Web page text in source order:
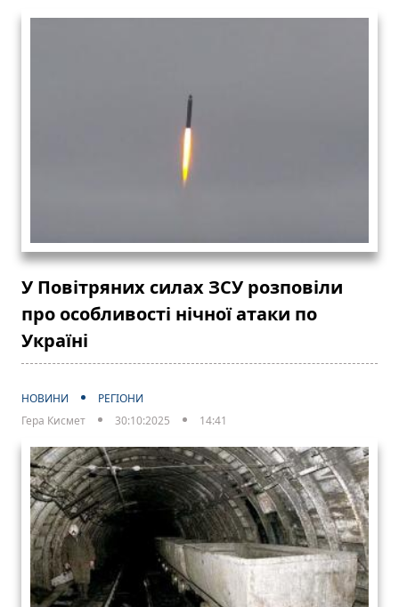
У Повітряних силах ЗСУ розповіли
про особливості нічної атаки по
Україні
НОВИНИ
РЕГІОНИ
Гера Кисмет
30:10:2025 14:41